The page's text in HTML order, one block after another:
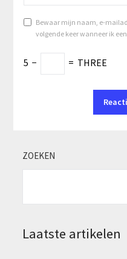
Bewaar mijn naam, e-
volgende keer wanneer ik
5 − = THREE
ZOEKEN
Laatste artikelen